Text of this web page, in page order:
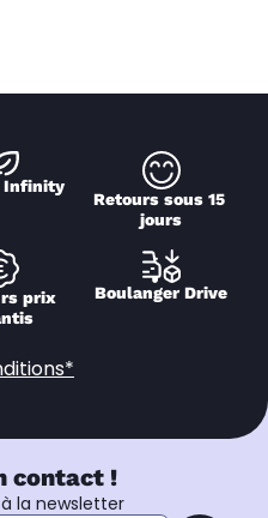
Infinity
Retours sous 15
jours
prix
Boulanger Drive
contact !
la newsletter